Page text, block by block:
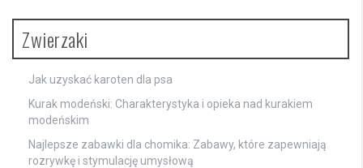
Zwierzaki
Jak uzyskać karoten dla psa
Kurak modeński: Charakterystyka i opieka nad kurakiem
modeńskim
Najlepsze zabawki dla chomika: Zabawy, które zapewniają
rozrywkę i stymulację umysłową